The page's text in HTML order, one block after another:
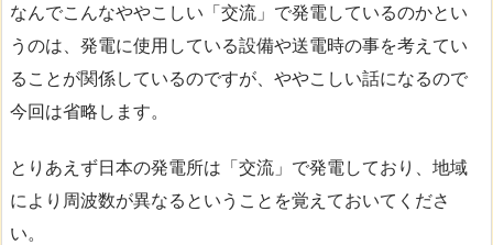
なんでこんなややこしい「交流」で発電しているのかとい
うのは、発電に使用している設備や送電時の事を考えてい
ることが関係しているのですが、ややこしい話になるので
今回は省略します。
とりあえず日本の発電所は「交流」で発電しており、地域
により周波数が異なるということを覚えておいてくださ
い。